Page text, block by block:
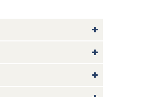
おすすめです。
ます。)